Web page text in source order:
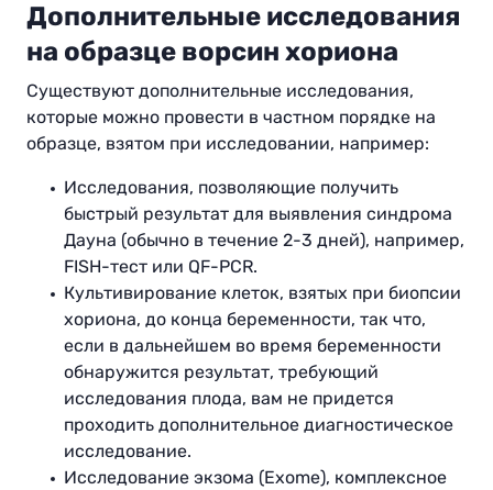
Дополнительные исследования
на образце ворсин хориона
Существуют дополнительные исследования,
которые можно провести в частном порядке на
образце, взятом при исследовании, например:
Исследования, позволяющие получить
быстрый результат для выявления синдрома
Дауна (обычно в течение 2-3 дней), например,
FISH-тест или QF-PCR.
Культивирование клеток, взятых при биопсии
хориона, до конца беременности, так что,
если в дальнейшем во время беременности
обнаружится результат, требующий
исследования плода, вам не придется
проходить дополнительное диагностическое
исследование.
Исследование экзома (Exome), комплексное